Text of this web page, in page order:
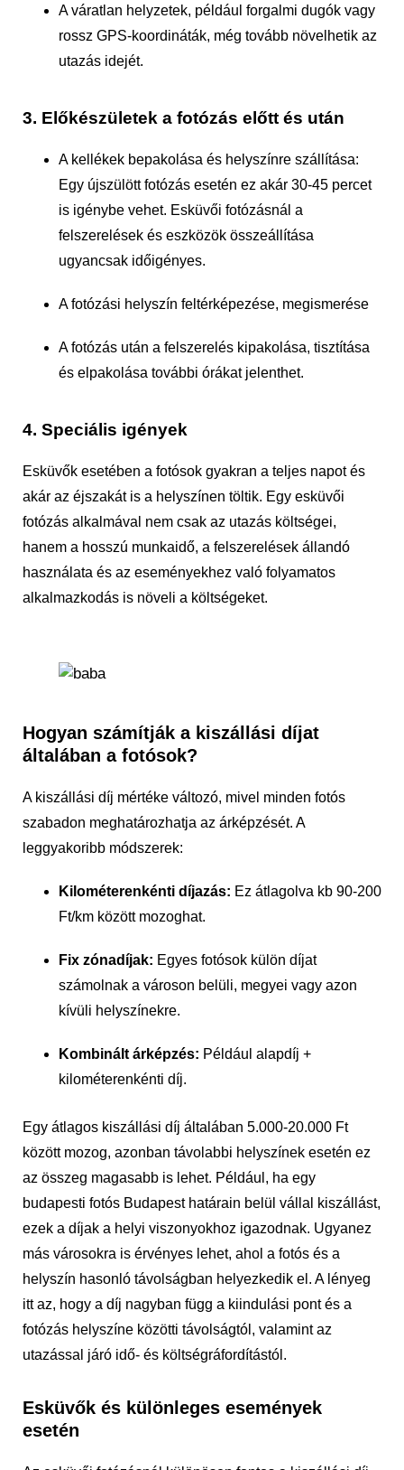
A váratlan helyzetek, például forgalmi dugók vagy
rossz GPS-koordináták, még tovább növelhetik az
utazás idejét.
3. Előkészületek a fotózás előtt és után
A kellékek bepakolása és helyszínre szállítása:
Egy újszülött fotózás esetén ez akár 30-45 percet
is igénybe vehet. Esküvői fotózásnál a
felszerelések és eszközök összeállítása
ugyancsak időigényes.
A fotózási helyszín feltérképezése, megismerése
A fotózás után a felszerelés kipakolása, tisztítása
és elpakolása további órákat jelenthet.
4. Speciális igények
Esküvők esetében a fotósok gyakran a teljes napot és
akár az éjszakát is a helyszínen töltik. Egy esküvői
fotózás alkalmával nem csak az utazás költségei,
hanem a hosszú munkaidő, a felszerelések állandó
használata és az eseményekhez való folyamatos
alkalmazkodás is növeli a költségeket.
Hogyan számítják a kiszállási díjat
általában a fotósok?
A kiszállási díj mértéke változó, mivel minden fotós
szabadon meghatározhatja az árképzését. A
leggyakoribb módszerek:
Kilométerenkénti díjazás: Ez átlagolva kb 90-200
Ft/km között mozoghat.
Fix zónadíjak: Egyes fotósok külön díjat
számolnak a városon belüli, megyei vagy azon
kívüli helyszínekre.
Kombinált árképzés: Például alapdíj +
kilométerenkénti díj.
Egy átlagos kiszállási díj általában 5.000-20.000 Ft
között mozog, azonban távolabbi helyszínek esetén ez
az összeg magasabb is lehet. Például, ha egy
budapesti fotós Budapest határain belül vállal kiszállást,
ezek a díjak a helyi viszonyokhoz igazodnak. Ugyanez
más városokra is érvényes lehet, ahol a fotós és a
helyszín hasonló távolságban helyezkedik el. A lényeg
itt az, hogy a díj nagyban függ a kiindulási pont és a
fotózás helyszíne közötti távolságtól, valamint az
utazással járó idő- és költségráfordítástól.
Esküvők és különleges események
esetén